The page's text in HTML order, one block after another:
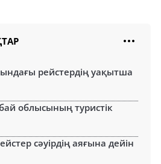
рейстердің уақытша
облысының туристік
сәуірдің аяғына дейін